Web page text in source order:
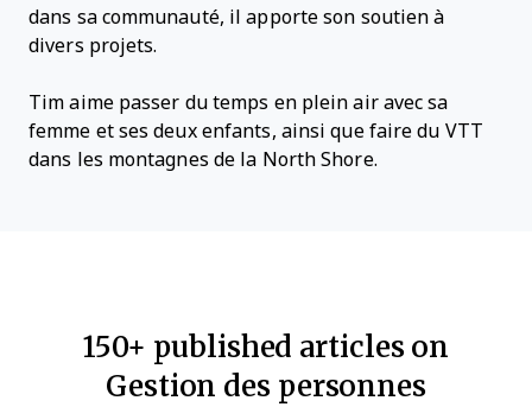
dans sa communauté, il apporte son soutien à
divers projets.
Tim aime passer du temps en plein air avec sa
femme et ses deux enfants, ainsi que faire du VTT
dans les montagnes de la North Shore.
150+ published articles on
Gestion des personnes